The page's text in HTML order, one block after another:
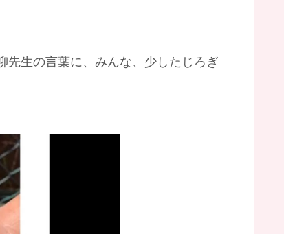
先生の言葉に、みんな、少したじろぎ